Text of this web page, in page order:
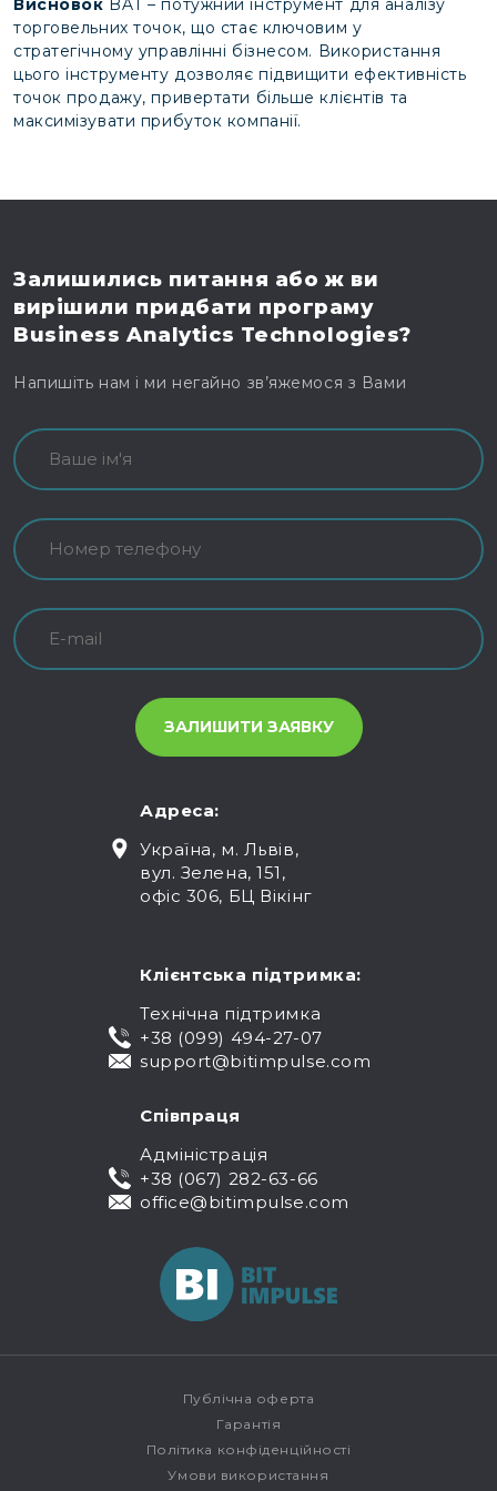
Висновок BAT – потужний інструмент для аналізу
торговельних точок, що стає ключовим у
стратегічному управлінні бізнесом. Використання
цього інструменту дозволяє підвищити ефективність
точок продажу, привертати більше клієнтів та
максимізувати прибуток компанії.
Залишились питання або ж ви
вирішили придбати програму
Business Analytics Technologies?
Напишіть нам і ми негайно зв’яжемося з Вами
Адреса:
Україна, м. Львів,
вул. Зелена, 151,
офіс 306, БЦ Вікінг
Клієнтська підтримка:
Технічна підтримка
+38 (099) 494-27-07
support@bitimpulse.com
Співпраця
Адміністрація
+38 (067) 282-63-66
office@bitimpulse.com
Публічна оферта
Гарантія
Політика конфіденційності
Умови використання